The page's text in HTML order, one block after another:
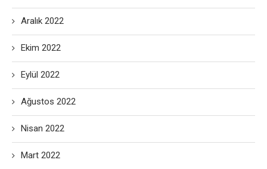
Aralık 2022
Ekim 2022
Eylül 2022
Ağustos 2022
Nisan 2022
Mart 2022